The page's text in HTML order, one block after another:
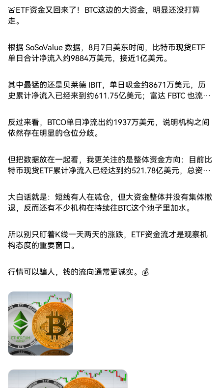
🚨ETF资金又回来了！BTC这边的大资金，明显还没打算
走。
根据 SoSoValue 数据，8月7日美东时间，比特币现货ETF
单日合计净流入约9884万美元，接近1亿美元。
其中最猛的还是贝莱德 IBIT，单日吸金约8671万美元，历
史累计净流入已经来到约611.75亿美元；富达 FBTC 也流入
反过来看，BTCO单日净流出约1937万美元，说明机构之间
依然存在明显的仓位分歧。
但把数据放在一起看，我更关注的是整体资金方向：目前比
特币现货ETF累计净流入已经达到约521.78亿美元，总资产
6.1%。👀
大白话就是：短线有人在减仓，但大资金整体并没有集体撤
退，反而还有不少机构在持续往BTC这个池子里加水。
所以别只盯着K线一天两天的涨跌，ETF资金流才是观察机
构态度的重要窗口。
行情可以骗人，钱的流向通常更诚实。💰